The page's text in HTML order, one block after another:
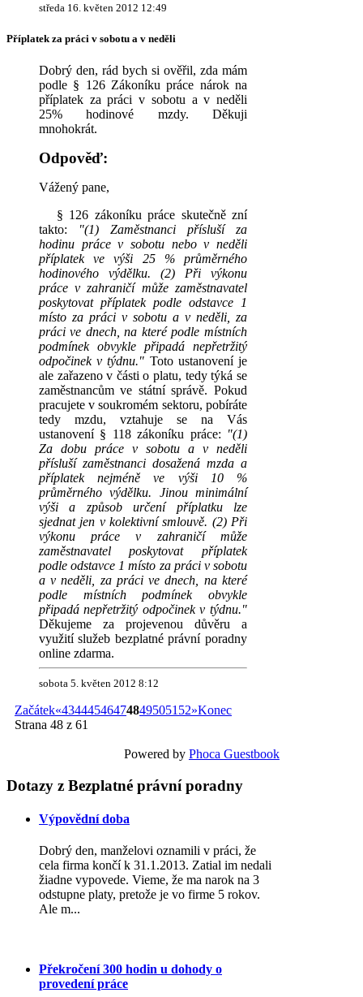
středa 16. květen 2012 12:49
Příplatek za práci v sobotu a v neděli
Dobrý den, rád bych si ověřil, zda mám
podle § 126 Zákoníku práce nárok na
příplatek za práci v sobotu a v neděli
25% hodinové mzdy. Děkuji
mnohokrát.
Odpověď:
Vážený pane,
§ 126 zákoníku práce skutečně zní
takto: "(1) Zaměstnanci přísluší za
hodinu práce v sobotu nebo v neděli
příplatek ve výši 25 % průměrného
hodinového výdělku. (2) Při výkonu
práce v zahraničí může zaměstnavatel
poskytovat příplatek podle odstavce 1
místo za práci v sobotu a v neděli, za
práci ve dnech, na které podle místních
podmínek obvykle připadá nepřetržitý
odpočinek v týdnu." Toto ustanovení je
ale zařazeno v části o platu, tedy týká se
zaměstnancům ve státní správě. Pokud
pracujete v soukromém sektoru, pobíráte
tedy mzdu, vztahuje se na Vás
ustanovení § 118 zákoníku práce: "(1)
Za dobu práce v sobotu a v neděli
přísluší zaměstnanci dosažená mzda a
příplatek nejméně ve výši 10 %
průměrného výdělku. Jinou minimální
výši a způsob určení příplatku lze
sjednat jen v kolektivní smlouvě. (2) Při
výkonu práce v zahraničí může
zaměstnavatel poskytovat příplatek
podle odstavce 1 místo za práci v sobotu
a v neděli, za práci ve dnech, na které
podle místních podmínek obvykle
připadá nepřetržitý odpočinek v týdnu."
Děkujeme za projevenou důvěru a
využití služeb bezplatné právní poradny
online zdarma.
sobota 5. květen 2012 8:12
Začátek«434445464748495051 52»Konec
Strana 48 z 61
Powered by Phoca Guestbook
Dotazy z Bezplatné právní poradny
Výpovědní doba
Dobrý den, manželovi oznamili v práci, že
cela firma končí k 31.1.2013. Zatial im nedali
žiadne vypovede. Vieme, že ma narok na 3
odstupne platy, pretože je vo firme 5 rokov.
Ale m...
Překročení 300 hodin u dohody o
provedení práce